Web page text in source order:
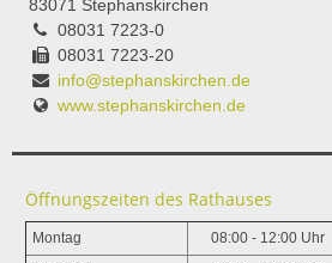
83071 Stephanskirchen
08031 7223-0
08031 7223-20
info@stephanskirchen.de
www.stephanskirchen.de
Öffnungszeiten des Rathauses
Montag 08:00 - 12:00 Uhr